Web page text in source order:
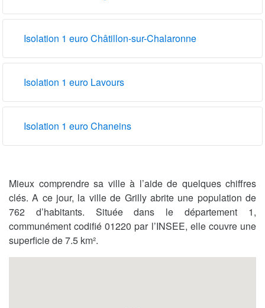
Isolation 1 euro Châtillon-sur-Chalaronne
Isolation 1 euro Lavours
Isolation 1 euro Chaneins
Mieux comprendre sa ville à l’aide de quelques chiffres
clés. A ce jour, la ville de Grilly abrite une population de
762 d’habitants. Située dans le département 1,
communément codifié 01220 par l’INSEE, elle couvre une
superficie de 7.5 km².